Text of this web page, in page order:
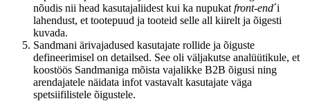
nõudis nii head kasutajaliidest kui ka nupukat front-end´i
lahendust, et tootepuud ja tooteid selle all kiirelt ja õigesti
kuvada.
Sandmani ärivajadused kasutajate rollide ja õiguste
defineerimisel on detailsed. See oli väljakutse analüütikule, et
koostöös Sandmaniga mõista vajalikke B2B õigusi ning
arendajatele näidata infot vastavalt kasutajate väga
spetsiifilistele õigustele.